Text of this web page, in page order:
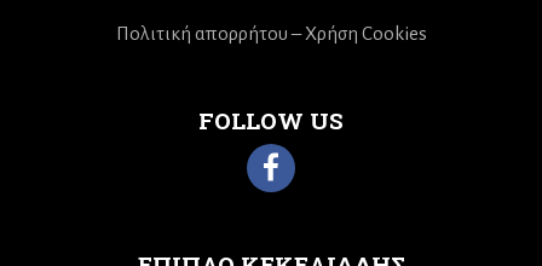
FOLLOW US
Πολιτική απορρήτου – Χρήση Cookies